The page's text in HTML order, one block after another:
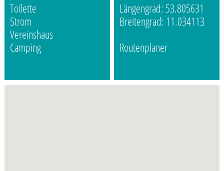
Toilette
Strom
Vereinshaus
Camping
Längengrad: 53.805631
Breitengrad: 11.034113
Routenplaner